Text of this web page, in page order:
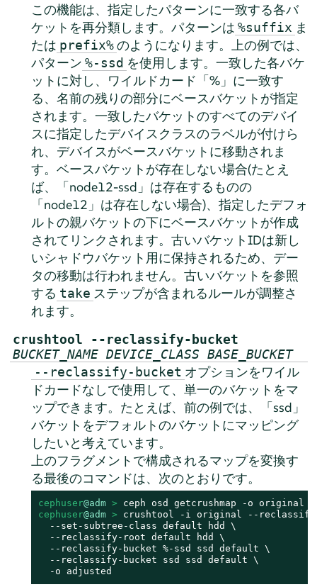
この機能は、指定したパターンに一致する各バ
ケットを再分類します。パターンは %suffix ま
たは prefix% のようになります。上の例では、
パターン %-ssd を使用します。一致した各バケ
ットに対し、ワイルドカード「%」に一致す
る、名前の残りの部分にベースバケットが指定
されます。一致したバケットのすべてのデバイ
スに指定したデバイスクラスのラベルが付けら
れ、デバイスがベースバケットに移動されま
す。ベースバケットが存在しない場合(たとえ
ば、「node12-ssd」は存在するものの
「node12」は存在しない場合)、指定したデフォ
ルトの親バケットの下にベースバケットが作成
されてリンクされます。古いバケットIDは新し
いシャドウバケット用に保持されるため、デー
タの移動は行われません。古いバケットを参照
する take ステップが含まれるルールが調整さ
れます。
crushtool --reclassify-bucket
BUCKET_NAME DEVICE_CLASS BASE_BUCKET
--reclassify-bucket オプションをワイル
ドカードなしで使用して、単一のバケットをマ
ップできます。たとえば、前の例では、「ssd」
バケットをデフォルトのバケットにマッピング
したいと考えています。
上のフラグメントで構成されるマップを変換す
る最後のコマンドは、次のとおりです。
cephuser@adm >
cephuser@adm > crushtool -i original --
  --set-subtree-class default hdd \
  --reclassify-root default hdd \
  --reclassify-bucket %-ssd ssd default \
  --reclassify-bucket ssd ssd default \
  -o adjusted